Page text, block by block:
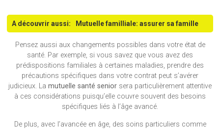
A découvrir aussi: Mutuelle familliale: assurer sa famille
Pensez aussi aux changements possibles dans votre état de
santé. Par exemple, si vous savez que vous avez des
prédispositions familiales à certaines maladies, prendre des
précautions spécifiques dans votre contrat peut s’avérer
judicieux. La mutuelle santé senior sera particulièrement attentive
à ces considérations puisqu’elle couvre souvent des besoins
spécifiques liés à l’âge avancé.
De plus, avec l’avancée en âge, des soins particuliers comme